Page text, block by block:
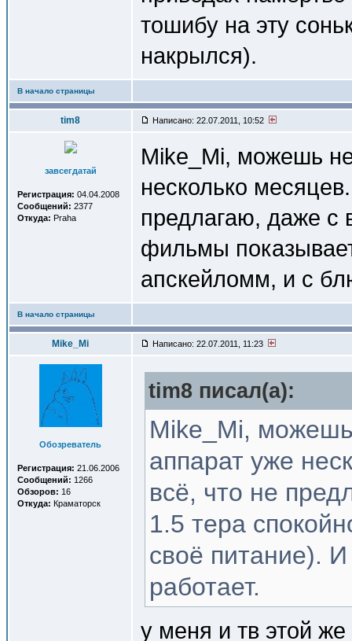
тошибу на эту
накрылся).
В начало страницы
tim8 Написано: 22.07.2011, 10:52
завсегдатай
Регистрация: 04.04.2008
Сообщений: 2377
Откуда: Praha
Mike_Mi, можешь
несколько
предлагаю, даже с
фильмы
апскейломм, и с
В начало страницы
Mike_Mi Написано: 22.07.2011, 11:23
Обозреватель
Регистрация: 21.06.2006
Сообщений: 1266
Обзоров: 16
Откуда: Краматорск
tim8 писал(a):
Mike_Mi, можешь
аппарат уже
всё, что не
1.5 тера
своё питание).
работает.
у меня и тв этой